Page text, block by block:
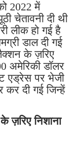
2022 में
चेतावनी दी थी
लीक हो गई है
डाल दी गई
के ज़रिए
अमेरिकी डॉलर
एड्रेस पर भेजी
दी गई जिन्हें
ज़रिए निशाना